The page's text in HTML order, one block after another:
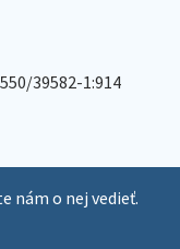
39582-1:914
nám o nej vedieť.